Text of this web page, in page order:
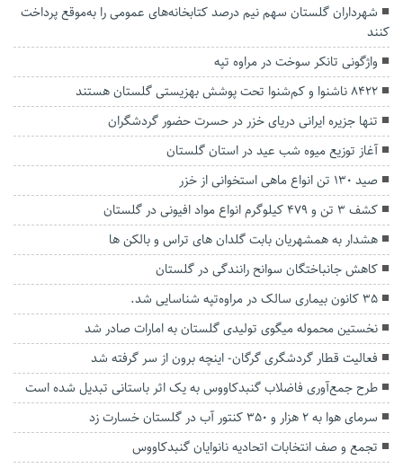
شهرداران گلستان سهم نیم درصد کتابخانه‌های عمومی را به‌موقع پرداخت
کنند
واژگونی تانکر سوخت در مراوه تپه
8422 ناشنوا و کم‌شنوا تحت پوشش بهزیستی گلستان هستند
تنها جزیره ایرانی دریای خزر در حسرت حضور گردشگران
آغاز توزیع میوه شب عید در استان گلستان
صید ۱۳۰ تن انواع ماهی استخوانی از خزر
کشف ۳ تن و ۴۷۹ کیلوگرم انواع مواد افیونی در گلستان
هشدار به همشهریان بابت گلدان های تراس و بالکن ها
کاهش جانباختگان سوانح رانندگی در گلستان
۳۵ کانون بیماری سالک در مراوه‌تپه شناسایی شد.
نخستین محموله میگوی تولیدی گلستان به امارات صادر شد
فعالیت قطار گردشگری گرگان- اینچه برون از سر گرفته شد
طرح جمع‌آوری فاضلاب گنبدکاووس به یک اثر باستانی تبدیل شده است
سرمای هوا به ۲ هزار و ۳۵۰ کنتور آب در گلستان خسارت زد
تجمع و صف انتخابات اتحادیه نانوایان گنبدکاووس